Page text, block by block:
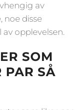
av
noe disse
opplevelsen.
SOM
PAR SÅ